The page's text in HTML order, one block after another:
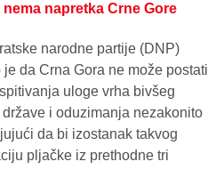
napretka Crne Gore
narodne partije (DNP)
da Crna Gora ne može postati
uloge vrha bivšeg
i oduzimanja nezakonito
da bi izostanak takvog
pljačke iz prethodne tri